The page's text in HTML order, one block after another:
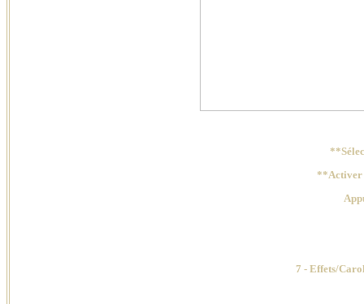
**Activer
7 - Effets/